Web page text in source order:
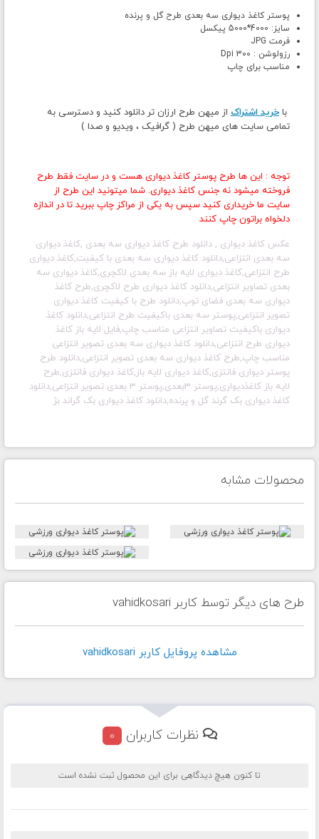
پوستر کاغذ دیواری سه بعدی طرح گل و پرنده
سایز: 4000*5000 پیکسل
فرمت JPG
رزولوشن : 300 Dpi
مناسب برای چاپ
با خرید اشتراک از میهن طرح ارزان تر دانلود کنید و دسترسی به
تمامی سایت های میهن طرح ( گرافیک ، ویدیو و صدا )
توجه : این ها طرح پوستر کاغذ دیواری هست و در سایت فقط طرح
فروخته میشود نه جنس کاغذ دیواری. شما میتونید این طرح از
سایت ما خریداری کنید سپس به یکی از مراکز چاپ ببرید تا در اندازه
دلخواه براتون چاپ کنند
عکس کاغذ دیواری , دانلود طرح کاغذ دیواری سه بعدی ,کاغذ دیواری
سه بعدی انتزاعی,دانلود کاغذ دیواری سه بعدی با کیفیت,کاغذ دیواری
طرح انتزاعی,کاغذ دیواری لایه باز سه بعدی لاکچری,کاغذ دیواری سه
بعدی تصاویر انتزاعی,دانلود کاغذ دیواری طرح لاکچری,طرح کاغذ
دیواری سه بعدی فضای توپ,دانلود طرح با کیفیت کاغذ دیواری
تصویر انتزاعی,پوستر سه بعدی باکیفیت طرح انتزاعی,دانلود کاغذ
دیواری باکیفیت تصاویر انتزاعی مناسب چاپ,فایل لایه باز کاغذ
دیواری طرح انتزاعی,دانلود کاغذ دیواری سه بعدی تصویر انتزاعی
مناسب چاپ,طرح کاغذ دیواری سه بعدی تصویر انتزاعی,دانلود طرح
پوستر دیواری فانتزی,کاغذ دیواری لایه باز,کاغذ دیواری فانتزی,طرح
لایه باز کاغذدیواری,پوستر 3بعدی,پوستر 3 بعدی تصویر انتزاعی,دانلود
کاغذ دیواری بک گرند گل و پرنده,دانلود کاغذ دیواری بک گراند بژ
محصولات مشابه
طرح های دیگر توسط کاربر vahidkosari
مشاهده پروفايل کاربر vahidkosari
نظرات کاربران 0
تا کنون هیچ دیدگاهی برای این محصول ثبت نشده است